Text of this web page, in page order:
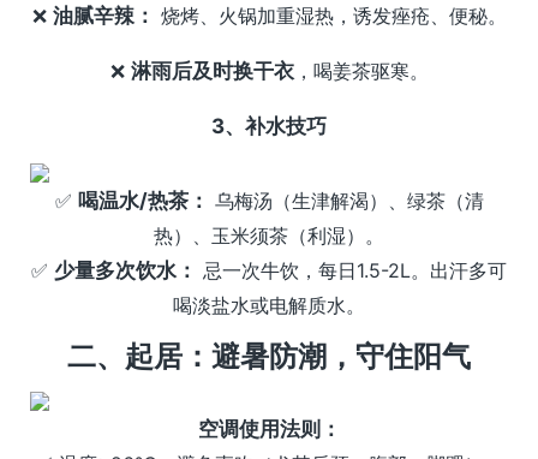
❌ 油腻辛辣： 烧烤、火锅加重湿热，诱发痤疮、便秘。
❌ 淋雨后及时换干衣，喝姜茶驱寒。
3、补水技巧
✅ 喝温水/热茶： 乌梅汤（生津解渴）、绿茶（清
热）、玉米须茶（利湿）。
✅ 少量多次饮水： 忌一次牛饮，每日1.5-2L。出汗多可
喝淡盐水或电解质水。
二、起居：避暑防潮，守住阳气
空调使用法则：